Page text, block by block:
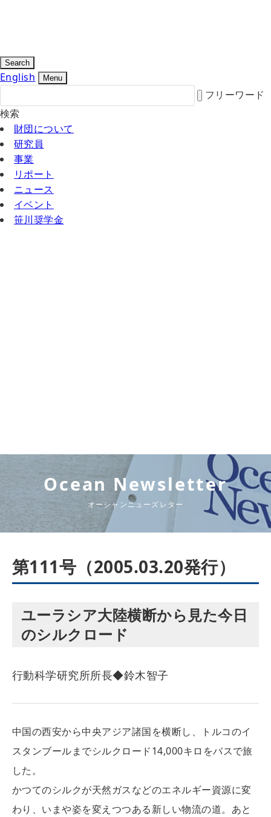
Search
English Menu
フリーワード
検索
財団について
研究員
事業
リポート
ニュース
イベント
笹川奨学金
Ocean Newsletter
オーシャンニューズレター
第111号（2005.03.20発行）
ユーラシア大陸横断から見た今日
のシルクロード
行動科学研究所所長◆鈴木智子
中国の西安から中央アジア諸国を横断し、トルコのイ
スタンブールまでシルクロード14,000キロをバスで旅
した。
かつてのシルクが天然ガスなどのエネルギー資源に変
わり、いまや姿を変えつつある新しい物流の道。あと